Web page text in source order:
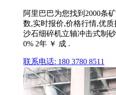
阿里巴巴为您找到2000条
数,实时报价,价格行情,优
沙石细碎机立轴冲击式制
0% 2年 ￥ 成 .
联系电话: 180 3780 8511